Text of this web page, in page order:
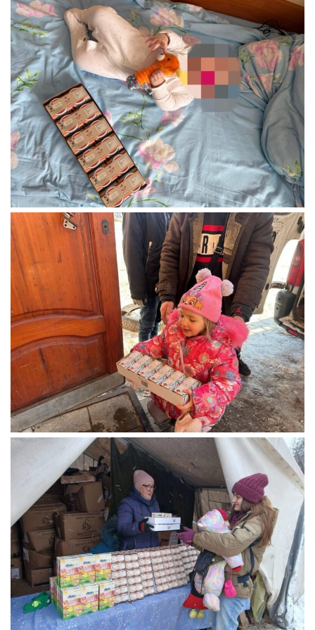
Архистратига Михаїла (м. Люботин)
Покрови Пресвятої Богородиці (с. Вільча)
Преображенська парафія (м. Лозова)
Парафія Благовіщення Пресвятої Богородиці (смт
Золочів)
Парафія Різдва Пресвятої Богородиці м. Берестин
(Красноград)
Парохії Полтавської області
Пресвятої Трійці (м. Полтава)
Всіх Святих українського народу (м. Полтава)
Свято-Юріївська парафія (м. Полтава)
Архистратига Михаїла (с. Пригарівка)
Благовіщення Пресвятої Богородиці (с. Шевченки)
Введення у храм Пресвятої Богородиці (с. Дашківка)
Вознесіння ГНІХ (с. Витівка)
Вознесіння Господнього (м. Кобеляки)
Пророка Іллі (смт. Білики)
Різдва Пресвятої Богородиці (с. Вільховатка)
Св. Апостола Андрія Первозванного (с. Засулля)
Св. Миколая (с. Деменки)
Успіння Пресвятої Богородиці (м. Кременчук)
Успіння Пресвятої Богородиці (м. Лубни)
Парохії Сумської області
Введення в храм Богородиці (м. Суми)
Матері Божої Неустанної Помочі (м. Охтирка)
Монастирі
Свято-Покровський монастир оо Василіян
Свято-Івано-Павлівський монастир сестер Згромадження
Газета Християнський голос
Надруковані числа
Молитви
Галерея
Рух pro-life